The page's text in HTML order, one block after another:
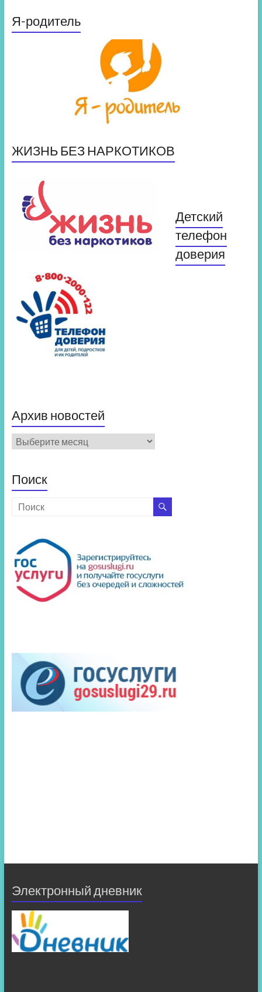
Я-родитель
ЖИЗНЬ БЕЗ НАРКОТИКОВ
Детский
телефон
доверия
Архив новостей
Архив
новостей
Поиск
Электронный дневник